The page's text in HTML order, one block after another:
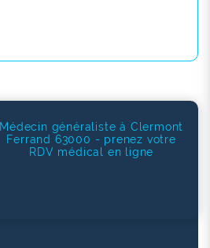
Médecin généraliste à Clermont
Ferrand 63000 - prenez votre
RDV médical en ligne